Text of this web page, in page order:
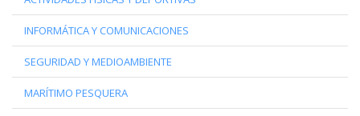
INFORMÁTICA Y COMUNICACIONES
SEGURIDAD Y MEDIOAMBIENTE
MARÍTIMO PESQUERA